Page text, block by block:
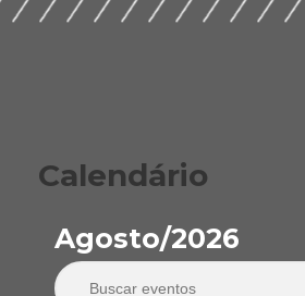
Calendário
Agosto/2026